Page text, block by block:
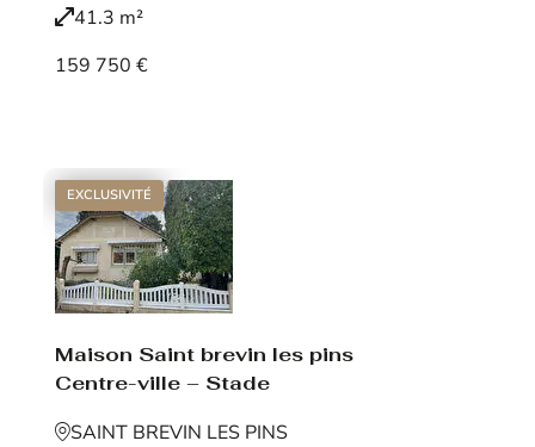
41.3 m²
159 750 €
EXCLUSIVITÉ
Maison Saint brevin les pins
Centre-ville – Stade
SAINT BREVIN LES PINS